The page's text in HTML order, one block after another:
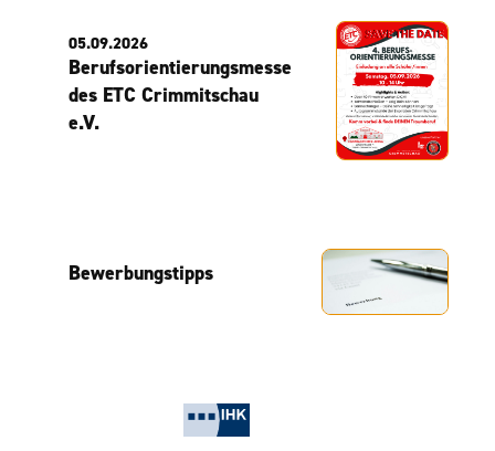
05.09.2026
Berufsorientierungsmesse
des ETC Crimmitschau
e.V.
Bewerbungstipps